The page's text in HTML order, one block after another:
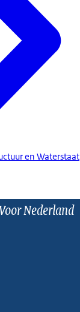
en Waterstaat
Nederland